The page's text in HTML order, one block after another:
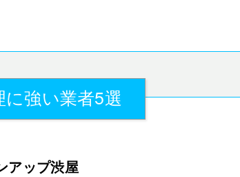
強い業者5選
アップ渋屋